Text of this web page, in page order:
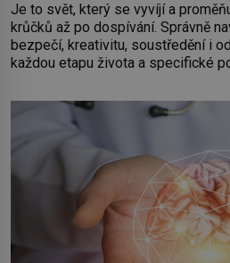
Je to svět, který se vyvíjí a
krůčků až po dospívání. Správně
bezpečí, kreativitu, soustředění i
každou etapu života a specifické
by pokoj miminka měl působit
Předškolní věk je